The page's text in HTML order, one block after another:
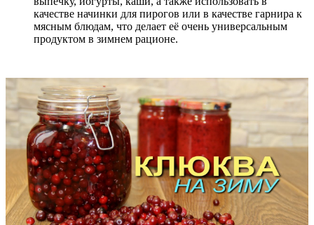
качестве начинки для пирогов или в качестве гарнира к
мясным блюдам, что делает её очень универсальным
продуктом в зимнем рационе.